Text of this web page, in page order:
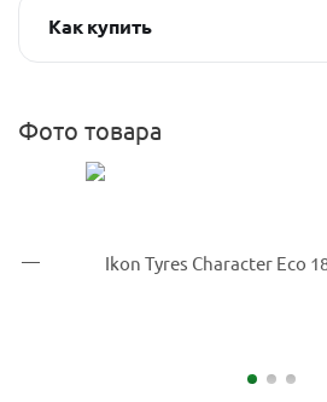
Как купить
Фото товара